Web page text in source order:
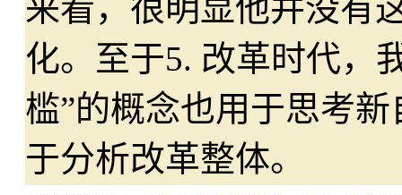
来看，很明显他并没
化。至于5. 改革时代，
槛”的概念也用于思考
于分析改革整体。